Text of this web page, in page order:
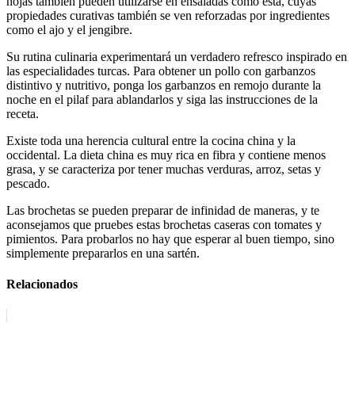
propiedades curativas también se ven reforzadas por ingredientes
como el ajo y el jengibre.
Su rutina culinaria experimentará un verdadero refresco inspirado en
las especialidades turcas. Para obtener un pollo con garbanzos
distintivo y nutritivo, ponga los garbanzos en remojo durante la
noche en el pilaf para ablandarlos y siga las instrucciones de la
receta.
Existe toda una herencia cultural entre la cocina china y la
occidental. La dieta china es muy rica en fibra y contiene menos
grasa, y se caracteriza por tener muchas verduras, arroz, setas y
pescado.
Las brochetas se pueden preparar de infinidad de maneras, y te
aconsejamos que pruebes estas brochetas caseras con tomates y
pimientos. Para probarlos no hay que esperar al buen tiempo, sino
simplemente prepararlos en una sartén.
Relacionados